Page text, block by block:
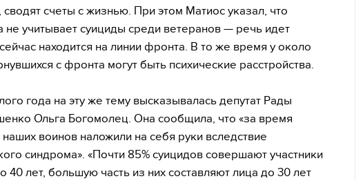
счеты с жизнью. При этом Матиос указал, что
не учитывает суициды среди ветеранов — речь идет
находится на линии фронта. В то же время у около
с фронта могут быть психические расстройства.
года на эту же тему высказывалась депутат Рады
Ольга Богомолец. Она сообщила, что «за время
воинов наложили на себя руки вследствие
синдрома». «Почти 85% суицидов совершают участники
40 лет, большую часть из них составляют лица до 30 лет